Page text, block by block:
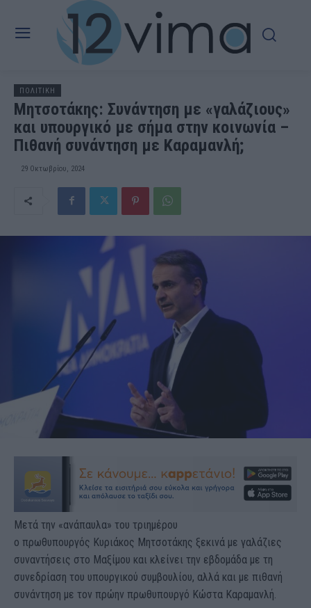
ΠΟΛΙΤΙΚΗ
Μητσοτάκης: Συνάντηση με «γαλάζιους»
και υπουργικό με σήμα στην κοινωνία –
Πιθανή συνάντηση με Καραμανλή;
29 Οκτωβρίου, 2024
Μετά την «ανάπαυλα» του τριημέρου
ο πρωθυπουργός Κυριάκος Μητσοτάκης ξεκινά με γαλάζιες
συναντήσεις στο Μαξίμου και κλείνει την εβδομάδα με τη
συνεδρίαση του υπουργικού συμβουλίου, αλλά και με πιθανή
συνάντηση με τον πρώην πρωθυπουργό Κώστα Καραμανλή.